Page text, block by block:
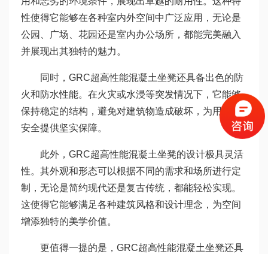
性使得它能够在各种室内外空间中广泛应用，无论是
公园、广场、花园还是室内办公场所，都能完美融入
并展现出其独特的魅力。
同时，GRC超高性能混凝土坐凳还具备出色的防
火和防水性能。在火灾或水浸等突发情况下，它能够
保持稳定的结构，避免对建筑物造成破坏，为用户的
安全提供坚实保障。
此外，GRC超高性能混凝土坐凳的设计极具灵活
性。其外观和形态可以根据不同的需求和场所进行定
制，无论是简约现代还是复古传统，都能轻松实现。
这使得它能够满足各种建筑风格和设计理念，为空间
增添独特的美学价值。
更值得一提的是，GRC超高性能混凝土坐凳还具